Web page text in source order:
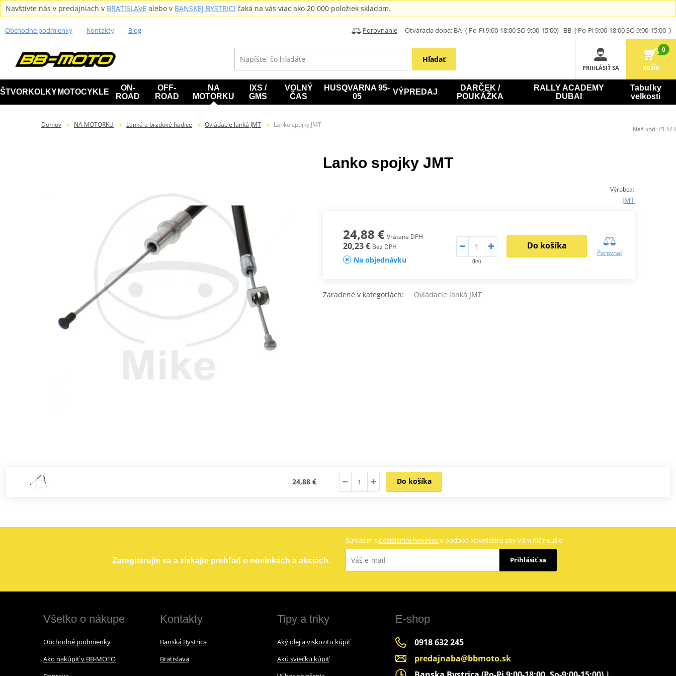
Navštívte nás v predajniach v BRATISLAVE alebo v BANSKEJ BYSTRICI čaká na vás viac ako 20 000 položiek skladom.
Obchodné podmienky Kontakty Blog Porovnanie Otváracia doba: BA- ( Po-Pi 9:00-18:00 SO 9:00-15:00) BB ( Po-Pi 9:00-18:00 SO 9:00-15:00 )
Hľadať
PRIHLÁSIŤ SA
0
KOŠÍK
ŠTVORKOLKY MOTOCYKLE
ON-
ROAD
OFF-
ROAD
NA
MOTORKU
IXS /
GMS
VOLNÝ
ČAS
HUSQVARNA 95-
05
VÝPREDAJ
DARČEK /
POUKÁŽKA
RALLY ACADEMY
DUBAI
Tabuľky
velkosti
Domov NA MOTORKU Lanká a brzdové hadice Ovládacie lanká JMT Lanko spojky JMT
Lanko spojky JMT
Výrobca:
JMT
24,88 € Vrátane DPH
20,23 € Bez DPH
Na objednávku (ks)
Do košíka
Porovnať
Zaradené v kategóriách: Ovládacie lanká JMT
24,88 € Do košíka
Náš kód: P1373
Zaregistrujte sa a získajte prehľad o novinkách a akciách.
Súhlasím s posielaním noviniekv podobe Newslettru aby Vám nič neušlo
Prihlásiť sa
Všetko o nákupe
Obchodné podmienky
Ako nakúpiť v BB-MOTO
Kontakty
Banská Bystrica
Bratislava
Tipy a triky
Aký olej a viskozitu kúpiť
Akú sviečku kúpiť
E-shop
0918 632 245
predajnaba@bbmoto.sk